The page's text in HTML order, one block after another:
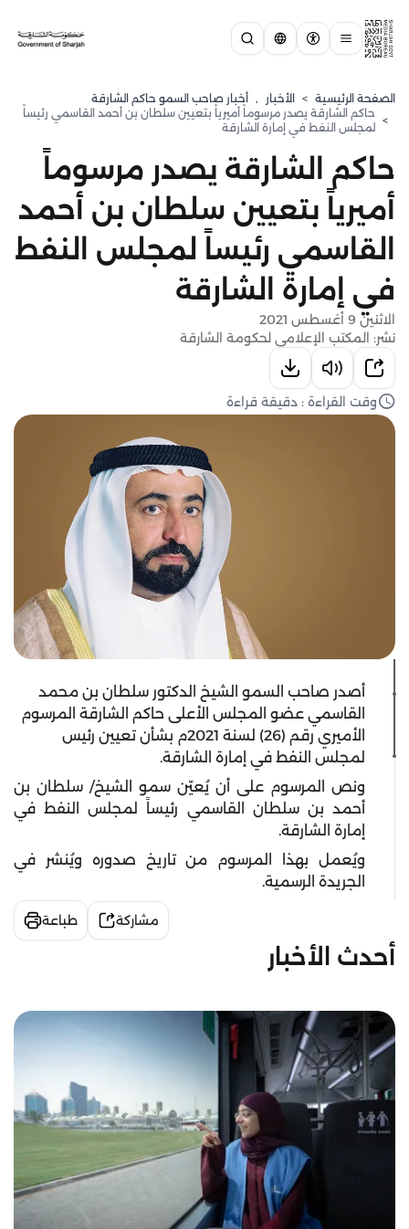
الصفحة الرئيسية > الأخبار , أخبار صاحب السمو حاكم الشارقة
>
حاكم الشارقة يصدر مرسوماً أميرياً بتعيين سلطان بن أحمد القاسمي رئيساً
لمجلس النفط في إمارة الشارقة
حاكم الشارقة يصدر مرسوماً
أميرياً بتعيين سلطان بن أحمد
القاسمي رئيساً لمجلس النفط
في إمارة الشارقة
الاثنين 9 أغسطس 2021
نشر: المكتب الإعلامي لحكومة الشارقة
وقت القراءة : دقيقة قراءة
أصدر صاحب السمو الشيخ الدكتور سلطان بن محمد
القاسمي عضو المجلس الأعلى حاكم الشارقة المرسوم
الأميري رقم (26) لسنة 2021م بشأن تعيين رئيس
لمجلس النفط في إمارة الشارقة.
ونص المرسوم على أن يُعيّن سمو الشيخ/ سلطان بن
أحمد بن سلطان القاسمي رئيساً لمجلس النفط في
إمارة الشارقة.
ويُعمل بهذا المرسوم من تاريخ صدوره ويُنشر في
الجريدة الرسمية.
مشاركة طباعة
أحدث الأخبار